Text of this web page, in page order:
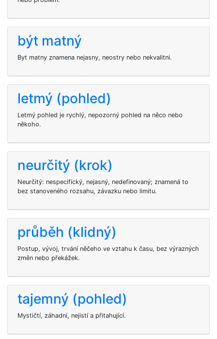
být matný
Byt matny znamena nejasny, neostry nebo nekvalitni.
letmý (pohled)
Letmý pohled je rychlý, nepozorný pohled na něco nebo
někoho.
neurčitý (krok)
Neurčitý: nespecifický, nejasný, nedefinovaný; znamená to
bez stanoveného rozsahu, závazku nebo limitu.
průběh (klidný)
Postup, vývoj, trvání něčeho ve vztahu k času, bez výrazných
změn nebo překážek.
tajemný (pohled)
Mystičtí, záhadní, nejistí a přitahující.